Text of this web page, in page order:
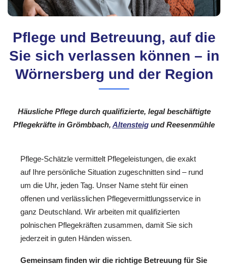
Pflege und Betreuung, auf die
Sie sich verlassen können – in
Wörnersberg und der Region
Häusliche Pflege durch qualifizierte, legal beschäftigte
Pflegekräfte in Grömbbach, Altensteig und Reesenmühle
Pflege-Schätzle vermittelt Pflegeleistungen, die exakt
auf Ihre persönliche Situation zugeschnitten sind – rund
um die Uhr, jeden Tag. Unser Name steht für einen
offenen und verlässlichen Pflegevermittlungsservice in
ganz Deutschland. Wir arbeiten mit qualifizierten
polnischen Pflegekräften zusammen, damit Sie sich
jederzeit in guten Händen wissen.
Gemeinsam finden wir die richtige Betreuung für Sie